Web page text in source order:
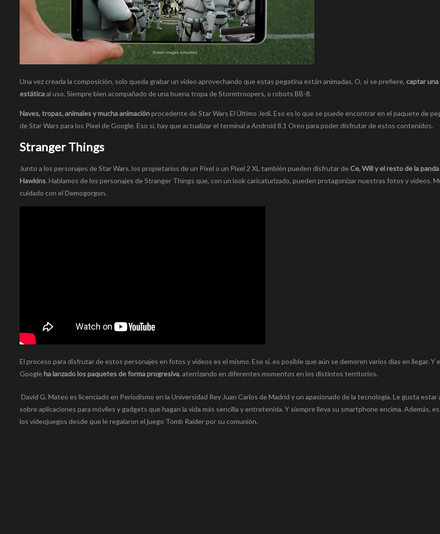
Una vez creada la composición, solo queda grabar un vídeo aprovechando que estas pegatina están animadas. O, si se prefiere, captar
estáticaal uso. Siempre bien acompañado de una buena tropa de Stormtroopers, o robots BB-8.
Naves, tropas, animales y mucha animaciónprocedente de Star Wars El Último Jedi. Eso es lo que se puede encontrar en el paquete de
de Star Wars para los Pixel de Google. Eso sí, hay que actualizar el terminal a Android 8.1 Oreo para poder disfrutar de estos contenidos.
Stranger Things
Junto a los personajes de Star Wars, los propietarios de un Pixel o un Pixel 2 XL también pueden disfrutar deCe, Will y el resto de la
Hawkins. Hablamos de los personajes de Stranger Things que, con un look caricaturizado, pueden protagonizar nuestras fotos y vídeos.
cuidado con el Demogorgon.
El proceso para disfrutar de estos personajes en fotos y vídeos es el mismo. Eso sí, es posible que aún se demoren varios días en llegar. Y
Google ha lanzado los paquetes de forma progresiva, aterrizando en diferentes momentos en los distintos territorios.
David G. Mateo es licenciado en Periodismo en la Universidad Rey Juan Carlos de Madrid y un apasionado de la tecnología. Le gusta estar
sobre aplicaciones para móviles y gadgets que hagan la vida más sencilla y entretenida. Y siempre lleva su smartphone encima. Además,
los videojuegos desde que le regalaron el juego Tomb Raider por su comunión.